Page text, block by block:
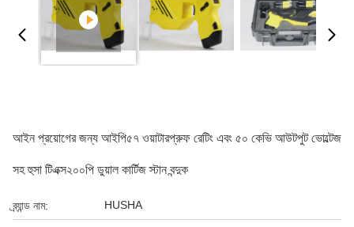
আইন প্রয়োগের জন্য আইপি৫৭ ওয়াটারপ্রুফ রেটিং এবং ৫০ কেভি আউটপুট ভোল্টেজ
সহ হুসা টিএক্স২০০পি ডুয়াল কার্টিজ স্টান বন্দুক
ব্র্যান্ড নাম: HUSHA